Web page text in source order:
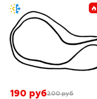
✅ Быстрая отправка
190 руб200 руб